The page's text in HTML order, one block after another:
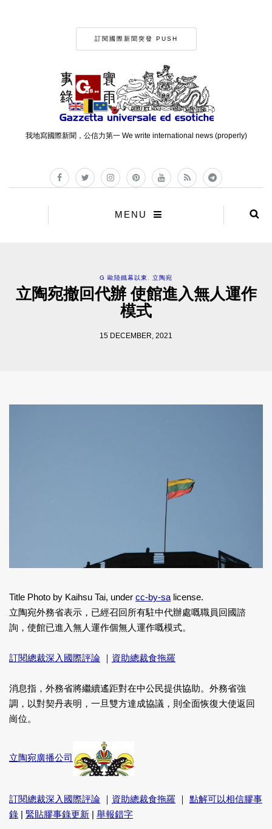
訂閱國際新聞突發 PUSH
我地寫國際新聞，公信力第一 We write international news (properly)
MENU
G 歐陸鐵幕以東 立陶宛
立陶宛撤回代辦 使館進入無人運作
模式
15 DECEMBER, 2021
Title Photo by Kaihsu Tai, under cc-by-sa license.
立陶宛外務省表示，已經召回所有駐中代辦處嘅職員回國諮
詢，使館已進入無人運作個無人運作嘅模式。
訂閱總裁深入國際評論 ｜ 資助總裁食拖羅
消息指，外務省將繼續遙距對在中公民提供協助。外務省強
調，以對契丹表明，一旦雙方達成協議，則全面恢復大使返回
崗位。
立陶宛廣播公司
訂閱總裁深入國際評論 ｜ 資助總裁食拖羅 ｜ 點解可以相信膠事
錄 | 緊貼膠事錄更新 | 舉報錯字